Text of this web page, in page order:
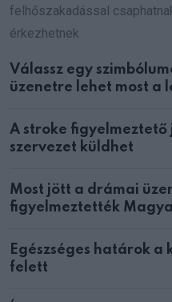
felhőszakadással
érkezhetnek
Válassz egy
üzenetre lehet most a
A stroke figyelmeztető
szervezet küldhet
Most jött a drámai
figyelmeztették
Egészséges határok
felett